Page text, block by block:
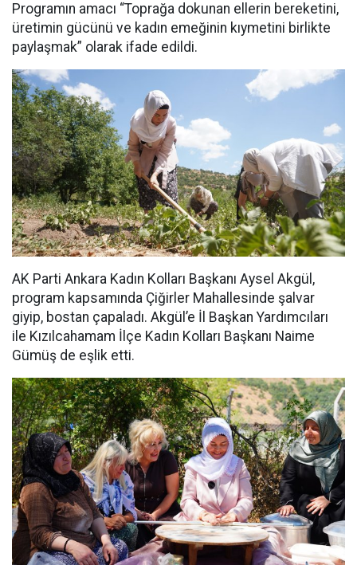
Programın amacı “Toprağa dokunan ellerin bereketini,
üretimin gücünü ve kadın emeğinin kıymetini birlikte
paylaşmak” olarak ifade edildi.
AK Parti Ankara Kadın Kolları Başkanı Aysel Akgül,
program kapsamında Çiğirler Mahallesinde şalvar
giyip, bostan çapaladı. Akgül’e İl Başkan Yardımcıları
ile Kızılcahamam İlçe Kadın Kolları Başkanı Naime
Gümüş de eşlik etti.